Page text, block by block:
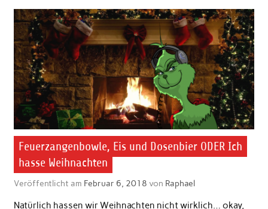
Feuerzangenbowle, Eis und Dosenbier ODER Ich
hasse Weihnachten
Veröffentlicht am Februar 6, 2018 von Raphael
Natürlich hassen wir Weihnachten nicht wirklich… okay,